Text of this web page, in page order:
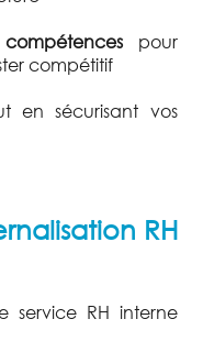
pour
compétitif
en sécurisant vos
RH
service RH interne